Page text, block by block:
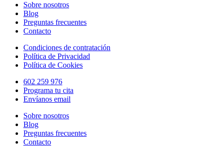
Sobre nosotros
Blog
Preguntas frecuentes
Contacto
Condiciones de contratación
Política de Privacidad
Política de Cookies
602 259 976
Programa tu cita
Envíanos email
Sobre nosotros
Blog
Preguntas frecuentes
Contacto